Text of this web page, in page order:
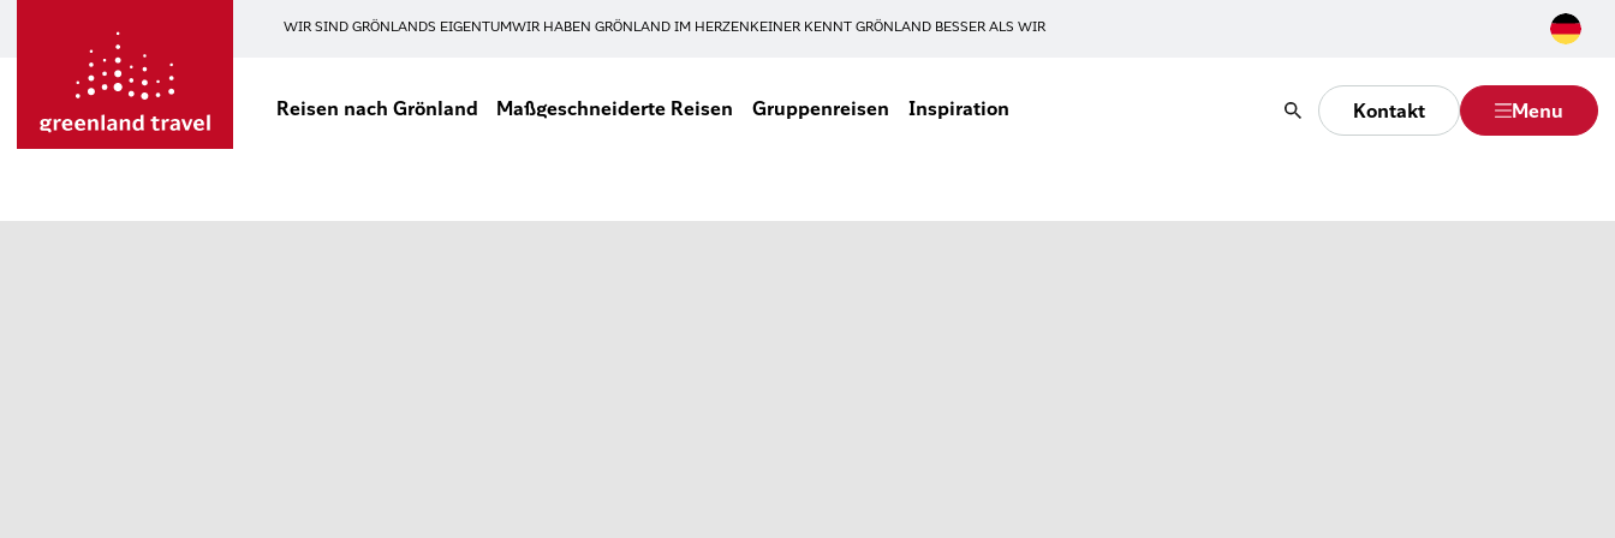
WIR SIND GRÖNLANDS EIGENTUMWIR HABEN GRÖNLAND IM HERZEN KEINER KENNT GRÖNLAND BESSER ALS WIR
Reisen nach Grönland Maßgeschneiderte Reisen Gruppenreisen Inspiration Suche Kontakt Menu